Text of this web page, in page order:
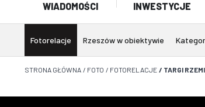
WIADOMOŚCI INWESTYCJE
Fotorelacje Rzeszów w obiektywie
STRONA GŁÓWNA / FOTO / FOTORELACJE / TARGI